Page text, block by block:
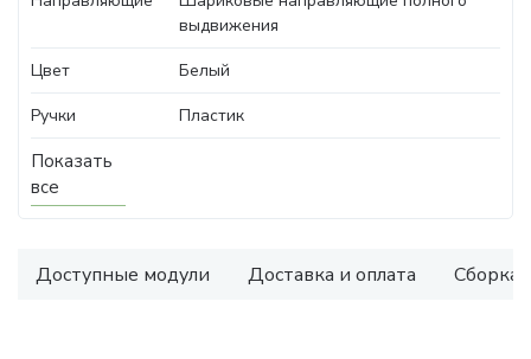
выдвижения
Цвет
Белый
Ручки
Пластик
Показать
все
Доступные модули Доставка и оплата Сборка